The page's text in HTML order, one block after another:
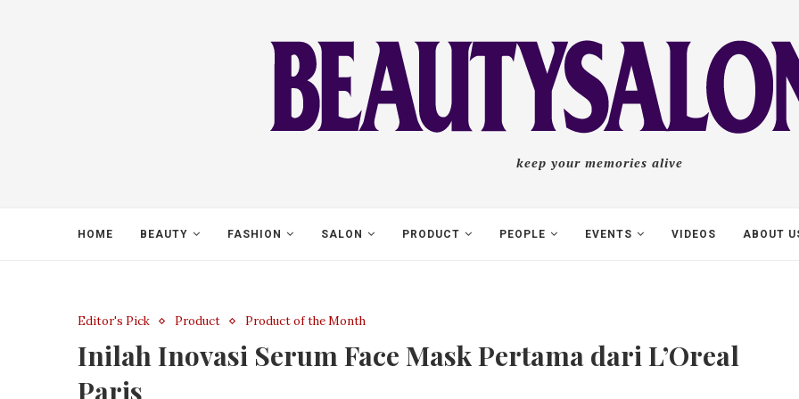
keep your memories alive
HOME BEAUTY FASHION SALON PRODUCT PEOPLE EVENTS VIDEOS ABOUT
Editor's Pick Product Product of the Month
Inilah Inovasi Serum Face Mask Pertama dari L’Oreal
Paris